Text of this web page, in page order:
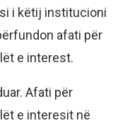
i këtij institucioni
afati për
e interest.
Afati për
e interesit në